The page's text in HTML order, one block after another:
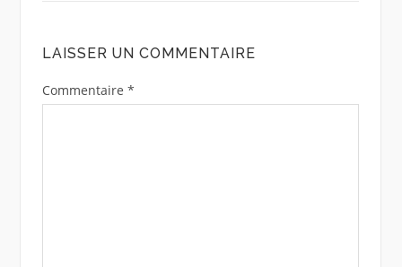
LAISSER UN COMMENTAIRE
Commentaire *